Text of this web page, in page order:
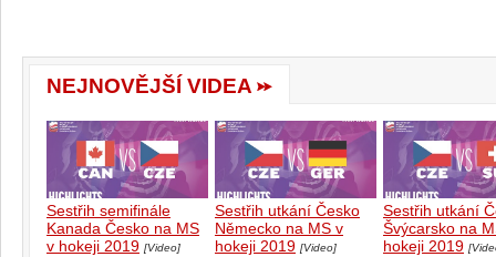
NEJNOVĚJŠÍ VIDEA
Sestřih semifinále
Kanada Česko na MS
v hokeji 2019 [Video]
Sestřih utkání Česko
Německo na MS v
hokeji 2019 [Video]
Sestřih utkání
Švýcarsko na
hokeji 2019